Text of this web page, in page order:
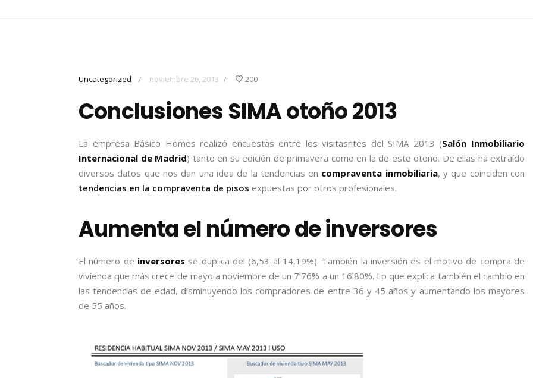
Uncategorized / noviembre 26, 2013 / 200
Conclusiones SIMA otoño 2013
La empresa Básico Homes realizó encuestas entre los visitasntes del SIMA 2013 (Salón Inmobiliario
Internacional de Madrid) tanto en su edición de primavera como en la de este otoño. De ellas ha extraído
diversos datos que nos dan una idea de la tendencias en compraventa inmobiliaria, y que coinciden con
tendencias en la compraventa de pisos expuestas por otros profesionales.
Aumenta el número de inversores
El número de inversores se duplica del (6,53 al 14,19%). También la inversión es el motivo de compra de
vivienda que más crece de mayo a noviembre de un 7’76% a un 16’80%. Lo que explica también el cambio en
las tendencias de edad, disminuyendo los compradores de entre 36 y 45 años y aumentando los mayores
de 55 años.